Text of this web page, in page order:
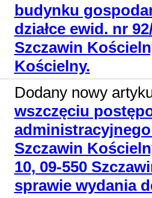
budynku
działce ewid. nr
Szczawin
Kościelny.
Dodany nowy
wszczęciu
Szczawin
10, 09-550
sprawie wydania